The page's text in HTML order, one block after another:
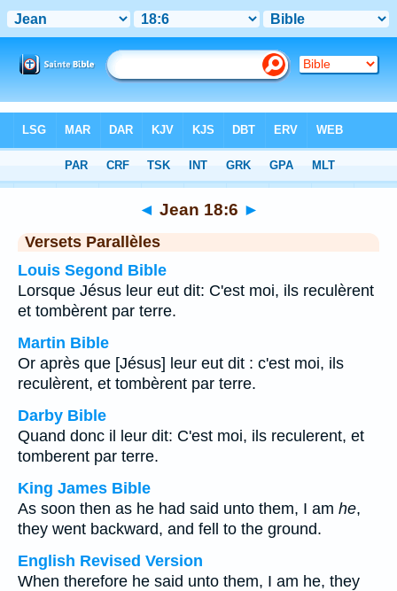
Chapitre 18> Verset 6
◄ Jean 18:6 ►
Versets Parallèles
Louis Segond Bible
Lorsque Jésus leur eut dit: C'est moi, ils reculèrent
et tombèrent par terre.
Martin Bible
Or après que [Jésus] leur eut dit : c'est moi, ils
reculèrent, et tombèrent par terre.
Darby Bible
Quand donc il leur dit: C'est moi, ils reculerent, et
tomberent par terre.
King James Bible
As soon then as he had said unto them, I am he,
they went backward, and fell to the ground.
English Revised Version
When therefore he said unto them, I am he, they